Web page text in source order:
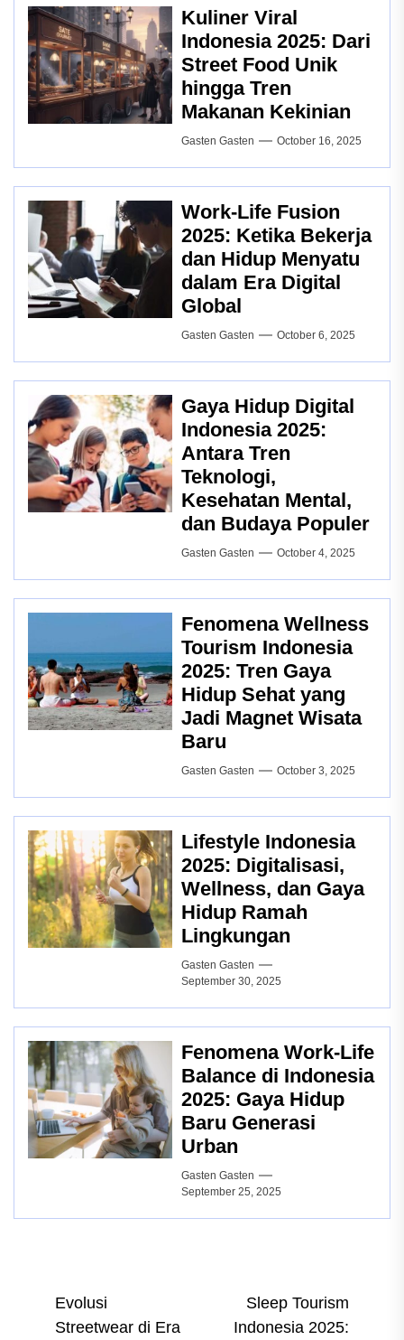
Kuliner Viral
Indonesia 2025: Dari
Street Food Unik
hingga Tren
Makanan Kekinian
Gasten Gasten October 16, 2025
Work-Life Fusion
2025: Ketika Bekerja
dan Hidup Menyatu
dalam Era Digital
Global
Gasten Gasten October 6, 2025
Gaya Hidup Digital
Indonesia 2025:
Antara Tren
Teknologi,
Kesehatan Mental,
dan Budaya Populer
Gasten Gasten October 4, 2025
Fenomena Wellness
Tourism Indonesia
2025: Tren Gaya
Hidup Sehat yang
Jadi Magnet Wisata
Baru
Gasten Gasten October 3, 2025
Lifestyle Indonesia
2025: Digitalisasi,
Wellness, dan Gaya
Hidup Ramah
Lingkungan
Gasten Gasten
September 30, 2025
Fenomena Work-Life
Balance di Indonesia
2025: Gaya Hidup
Baru Generasi
Urban
Gasten Gasten
September 25, 2025
Post
navigation
Evolusi
Streetwear di Era
Sleep Tourism
Indonesia 2025: